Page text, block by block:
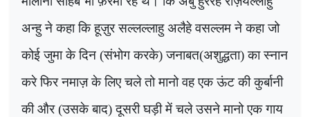
अन्हु ने कहा कि हूज़ुर सल्लल्लाहु अलैहे वसल्लम ने कहा जो
कोई जुमा के दिन (संभोग करके) जनाबत(अशुद्धता) का स्नान
करे फिर नमाज़ के लिए चले तो मानो वह एक ऊंट की कुर्बानी
की और (उसके बाद) दूसरी घड़ी में चले उसने मानो एक गाय